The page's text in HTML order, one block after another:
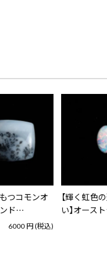
つコモンオ
ンド…
6000円(税込)
【輝く虹色
い】オース